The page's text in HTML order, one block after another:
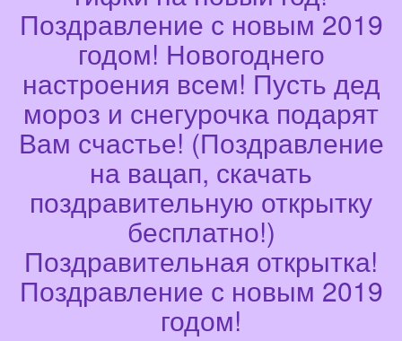
Поздравление с новым 2019
годом! Новогоднего
настроения всем! Пусть дед
мороз и снегурочка подарят
Вам счастье! (Поздравление
на вацап, скачать
поздравительную открытку
бесплатно!)
Поздравительная открытка!
Поздравление с новым 2019
годом!